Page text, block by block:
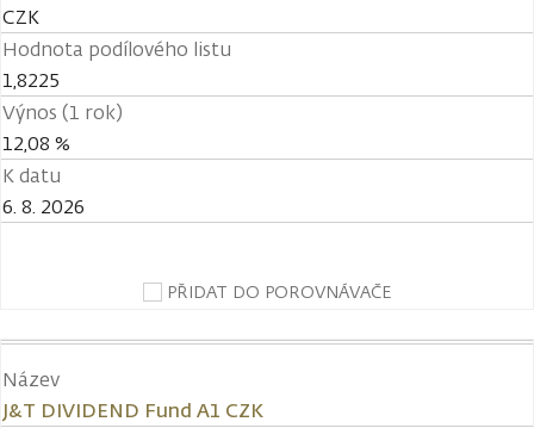
CZK
Hodnota podílového listu
1,8225
Výnos (1 rok)
12,08 %
K datu
6. 8. 2026
PŘIDAT DO POROVNÁVAČE
Název
J&T DIVIDEND Fund A1 CZK